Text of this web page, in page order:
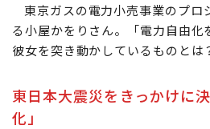
東京ガスの電力小売事業のプロ
る小屋かをりさん。「電力自由化
彼女を突き動かしているものとは
東日本大震災をきっかけに
化」